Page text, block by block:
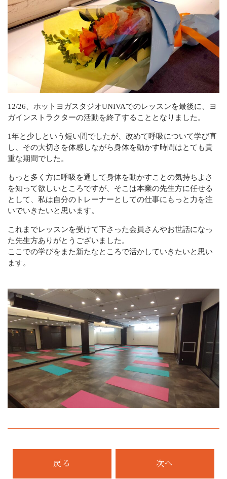
サービスの流れ
お問い合わせ
キャンセルポリシー
CONTACT
Webでの受付
お問い合わせフォーム
24時間受付中
お電話での受付
080-5276-4309
不定休
12/26、ホットヨガスタジオUNIVAでのレッスンを最後に、ヨ
ガインストラクターの活動を終了することとなりました。
1年と少しという短い間でしたが、改めて呼吸について学び直
し、その大切さを体感しながら身体を動かす時間はとても貴
重な期間でした。
もっと多く方に呼吸を通して身体を動かすことの気持ちよさ
を知って欲しいところですが、そこは本業の先生方に任せる
として、私は自分のトレーナーとしての仕事にもっと力を注
いでいきたいと思います。
これまでレッスンを受けて下さった会員さんやお世話になっ
た先生方ありがとうございました。
ここでの学びをまた新たなところで活かしていきたいと思い
ます。
戻る 次へ